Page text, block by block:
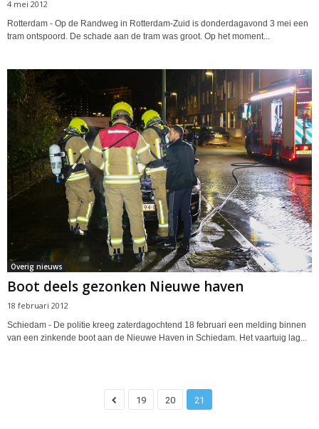
4 mei 2012
Rotterdam - Op de Randweg in Rotterdam-Zuid is donderdagavond 3 mei een
tram ontspoord. De schade aan de tram was groot. Op het moment...
Overig nieuws
Boot deels gezonken Nieuwe haven
18 februari 2012
Schiedam - De politie kreeg zaterdagochtend 18 februari een melding binnen
van een zinkende boot aan de Nieuwe Haven in Schiedam. Het vaartuig lag...
19 20 21